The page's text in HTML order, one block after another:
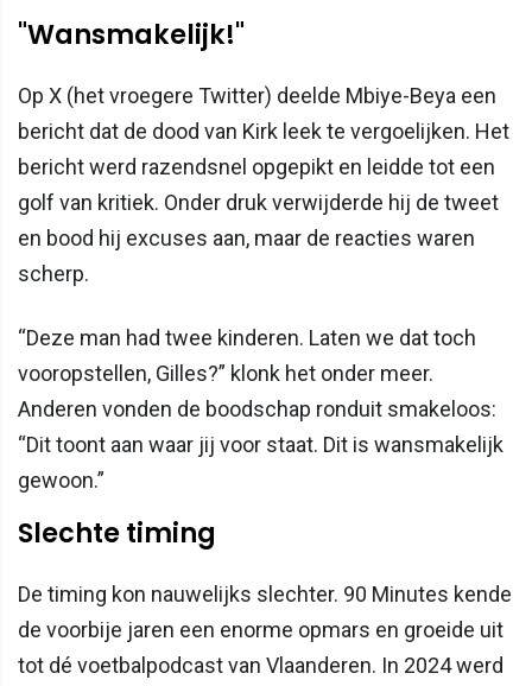
"Wansmakelijk!"
Op X (het vroegere Twitter) deelde Mbiye-Beya een
bericht dat de dood van Kirk leek te vergoelijken. Het
bericht werd razendsnel opgepikt en leidde tot een
golf van kritiek. Onder druk verwijderde hij de tweet
en bood hij excuses aan, maar de reacties waren
scherp.
“Deze man had twee kinderen. Laten we dat toch
vooropstellen, Gilles?” klonk het onder meer.
Anderen vonden de boodschap ronduit smakeloos:
“Dit toont aan waar jij voor staat. Dit is wansmakelijk
gewoon.”
Slechte timing
De timing kon nauwelijks slechter. 90 Minutes kende
de voorbije jaren een enorme opmars en groeide uit
tot dé voetbalpodcast van Vlaanderen. In 2024 werd